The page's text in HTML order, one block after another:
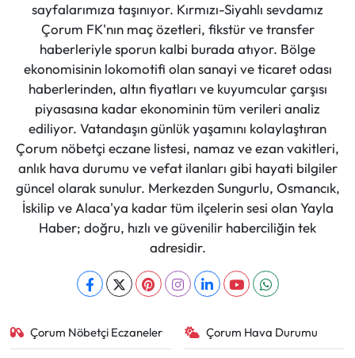
sayfalarımıza taşınıyor. Kırmızı-Siyahlı sevdamız
Çorum FK'nın maç özetleri, fikstür ve transfer
haberleriyle sporun kalbi burada atıyor. Bölge
ekonomisinin lokomotifi olan sanayi ve ticaret odası
haberlerinden, altın fiyatları ve kuyumcular çarşısı
piyasasına kadar ekonominin tüm verileri analiz
ediliyor. Vatandaşın günlük yaşamını kolaylaştıran
Çorum nöbetçi eczane listesi, namaz ve ezan vakitleri,
anlık hava durumu ve vefat ilanları gibi hayati bilgiler
güncel olarak sunulur. Merkezden Sungurlu, Osmancık,
İskilip ve Alaca'ya kadar tüm ilçelerin sesi olan Yayla
Haber; doğru, hızlı ve güvenilir haberciliğin tek
adresidir.
Çorum Nöbetçi Eczaneler Çorum Hava Durumu